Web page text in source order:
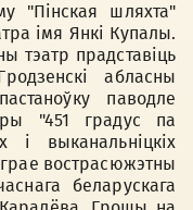
"Пінская шляхта"
імя Янкі Купалы.
тэатр прадставіць
абласны
паводле
"451 градус па
і выканальніцкіх
вострасюжэтны
беларускага